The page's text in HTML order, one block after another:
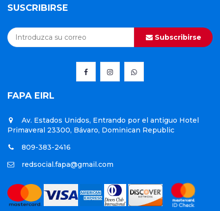
SUSCRIBIRSE
Subscribirse
FAPA EIRL
Av. Estados Unidos, Entrando por el antiguo Hotel
Primaveral 23300, Bávaro, Dominican Republic
809-383-2416
redsocial.fapa@gmail.com